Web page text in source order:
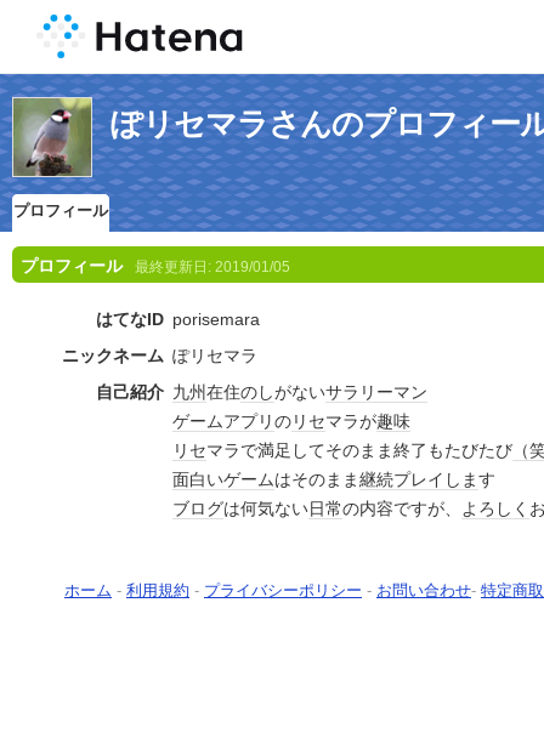
ぽリセマラさんのプロフィー
プロフィール
プロフィール 最終更新日: 2019/01/05
はてなID porisemara
ニックネーム ぽリセマラ
自己紹介 九州在住のしがないサラリーマン
ゲームアプリのリセマラが趣味
リセマラで満足してそのまま終了もたびたび （
面白いゲームはそのまま継続プレイ します
ブログは何気ない日常の内容ですが、 よろしく
ホーム - 利用規約 - プライバシーポリシー - お問い合わせ- 特定商